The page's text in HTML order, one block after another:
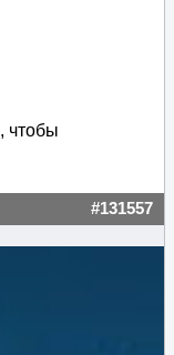
, чтобы
#131557